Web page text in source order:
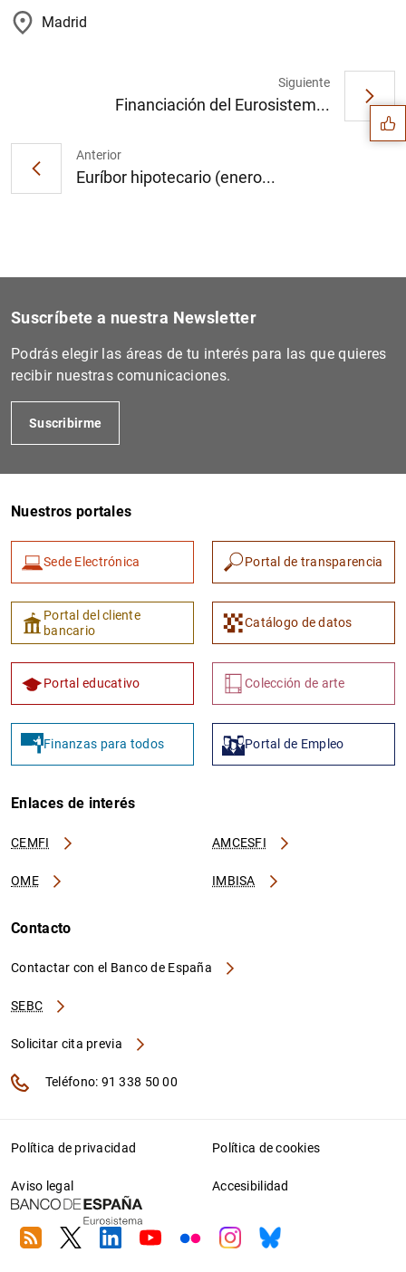
Madrid
Anterior
Euríbor hipotecario (enero...
Siguiente
Financiación del Eurosistem... Sugerencias
Suscríbete a nuestra Newsletter
Podrás elegir las áreas de tu interés para las que quieres
recibir nuestras comunicaciones.
Suscribirme
Nuestros portales
Sede Electrónica Portal de transparencia
Portal del cliente
bancario
Catálogo de datos
Portal educativo Colección de arte
Finanzas para todos Portal de Empleo
Enlaces de interés
CEMFI AMCESFI
OME IMBISA
Contacto
Contactar con el Banco de España
SEBC
Solicitar cita previa
Teléfono: 91 338 50 00
Política de privacidad Política de cookies
Aviso legal Accesibilidad
RSS TwitterLinkedin
YoutubeFlickrInstagram
Bluesky